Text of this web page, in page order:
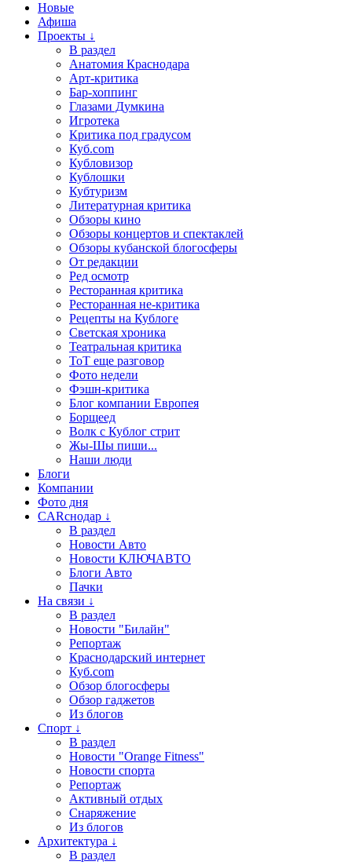
Новые
Афиша
Проекты ↓
В раздел
Анатомия Краснодара
Арт-критика
Бар-хоппинг
Глазами Думкина
Игротека
Критика под градусом
Куб.com
Кубловизор
Кублошки
Кубтуризм
Литературная критика
Обзоры кино
Обзоры концертов и спектаклей
Обзоры кубанской блогосферы
От редакции
Ред осмотр
Ресторанная критика
Ресторанная не-критика
Рецепты на Кублоге
Светская хроника
Театральная критика
ТоТ еще разговор
Фото недели
Фэшн-критика
Блог компании Европея
Борщеед
Волк с Кублог стрит
Жы-Шы пиши...
Наши люди
Блоги
Компании
Фото дня
CARснодар ↓
В раздел
Новости Авто
Новости КЛЮЧАВТО
Блоги Авто
Пачки
На связи ↓
В раздел
Новости "Билайн"
Репортаж
Краснодарский интернет
Куб.com
Обзор блогосферы
Обзор гаджетов
Из блогов
Спорт ↓
В раздел
Новости "Orange Fitness"
Новости спорта
Репортаж
Активный отдых
Снаряжение
Из блогов
Архитектура ↓
В раздел